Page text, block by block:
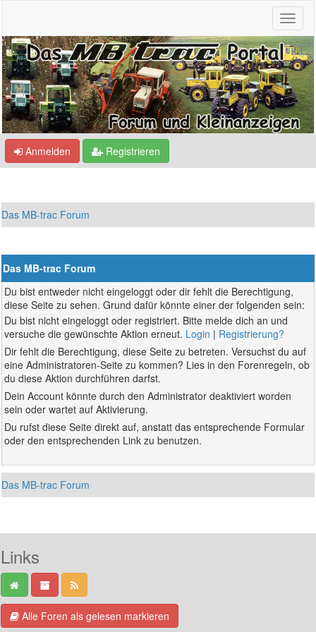
Anmelden Registrieren
Das MB-trac Forum
Das MB-trac Forum
Du bist entweder nicht eingeloggt oder dir fehlt die Berechtigung,
diese Seite zu sehen. Grund dafür könnte einer der folgenden sein:
Du bist nicht eingeloggt oder registriert. Bitte melde dich an und
versuche die gewünschte Aktion erneut. Login | Registrierung?
Dir fehlt die Berechtigung, diese Seite zu betreten. Versuchst du auf
eine Administratoren-Seite zu kommen? Lies in den Forenregeln, ob
du diese Aktion durchführen darfst.
Dein Account könnte durch den Administrator deaktiviert worden
sein oder wartet auf Aktivierung.
Du rufst diese Seite direkt auf, anstatt das entsprechende Formular
oder den entsprechenden Link zu benutzen.
Das MB-trac Forum
Links
Alle Foren als gelesen markieren